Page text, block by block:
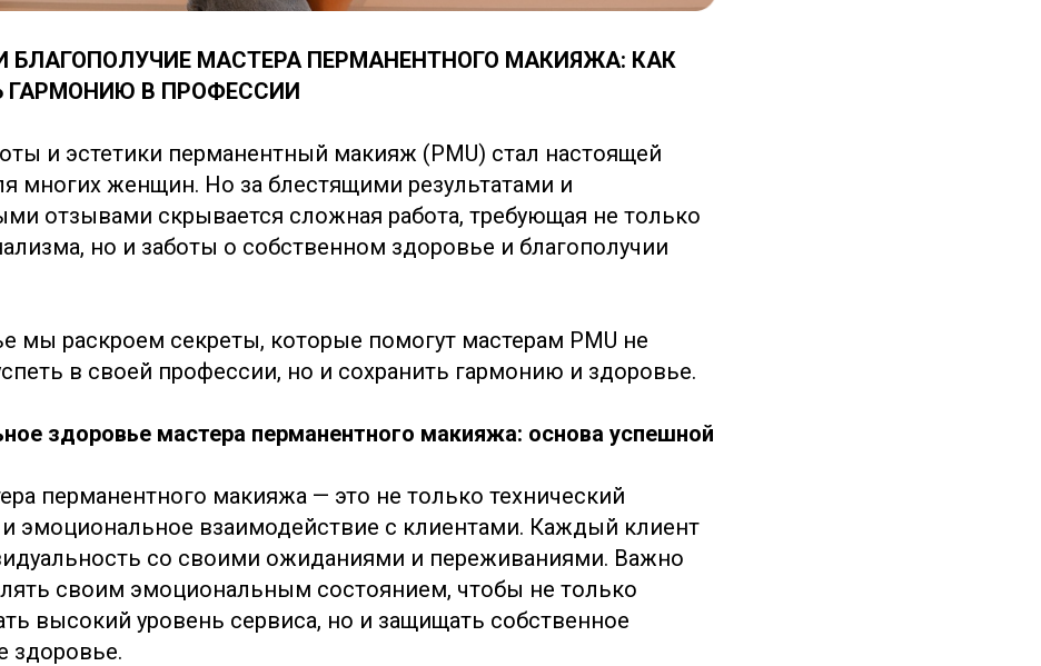
БЛАГОПОЛУЧИЕ МАСТЕРА ПЕРМАНЕНТНОГО МАКИЯЖА: КАК
ГАРМОНИЮ В ПРОФЕССИИ
и эстетики перманентный макияж (PMU) стал настоящей
многих женщин. Но за блестящими результатами и
отзывами скрывается сложная работа, требующая не только
но и заботы о собственном здоровье и благополучии
мы раскроем секреты, которые помогут мастерам PMU не
в своей профессии, но и сохранить гармонию и здоровье.
здоровье мастера перманентного макияжа: основа успешной
перманентного макияжа — это не только технический
и эмоциональное взаимодействие с клиентами. Каждый клиент
со своими ожиданиями и переживаниями. Важно
своим эмоциональным состоянием, чтобы не только
высокий уровень сервиса, но и защищать собственное
здоровье.